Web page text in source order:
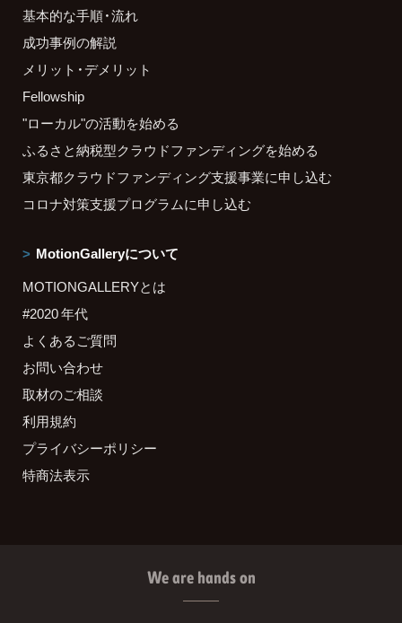
基本的な手順・流れ
成功事例の解説
メリット・デメリット
Fellowship
"ローカル"の活動を始める
ふるさと納税型クラウドファンディングを始める
東京都クラウドファンディング支援事業に申し込む
コロナ対策支援プログラムに申し込む
MotionGalleryについて
MOTIONGALLERYとは
#2020 年代
よくあるご質問
お問い合わせ
取材のご相談
利用規約
プライバシーポリシー
特商法表示
We are hands on